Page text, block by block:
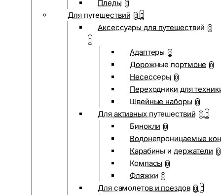
Пледы 0
Для путешествий 0
Аксессуары для путешествий 0
Адаптеры 0
Дорожные портмоне 0
Несессеры 0
Переходники для
Швейные наборы 0
Для активных путешествий 0
Бинокли 0
Водонепроницаемые
Карабины и держатели 0
Компасы 0
Фляжки 0
Для самолетов и поездов 0